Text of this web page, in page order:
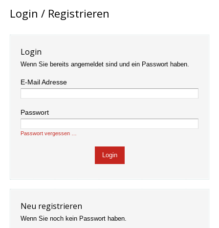
Login / Registrieren
Login
Wenn Sie bereits angemeldet sind und ein Passwort haben.
E-Mail Adresse
Passwort
Passwort vergessen …
Neu registrieren
Wenn Sie noch kein Passwort haben.